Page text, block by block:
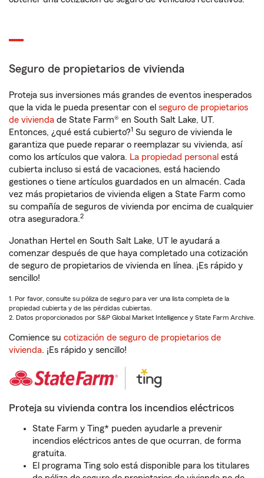
Seguro de propietarios de vivienda
Proteja sus inversiones más grandes de eventos inesperados
que la vida le pueda presentar con el seguro de propietarios
de vivienda de State Farm® en South Salt Lake, UT.
Entonces, ¿qué está cubierto?1 Su seguro de vivienda le
garantiza que puede reparar o reemplazar su vivienda, así
como los artículos que valora. La propiedad personal está
cubierta incluso si está de vacaciones, está haciendo
gestiones o tiene artículos guardados en un almacén. Cada
vez más propietarios de vivienda eligen a State Farm como
su compañía de seguros de vivienda por encima de cualquier
otra aseguradora.2
Jonathan Hertel en South Salt Lake, UT le ayudará a
comenzar después de que haya completado una cotización
de seguro de propietarios de vivienda en línea. ¡Es rápido y
sencillo!
1. Por favor, consulte su póliza de seguro para ver una lista completa de la
propiedad cubierta y de las pérdidas cubiertas.
2. Datos proporcionados por S&P Global Market Intelligence y State Farm Archive.
Comience su cotización de seguro de propietarios de
vivienda. ¡Es rápido y sencillo!
Proteja su vivienda contra los incendios eléctricos
State Farm y Ting* pueden ayudarle a prevenir
incendios eléctricos antes de que ocurran, de forma
gratuita.
El programa Ting solo está disponible para los titulares